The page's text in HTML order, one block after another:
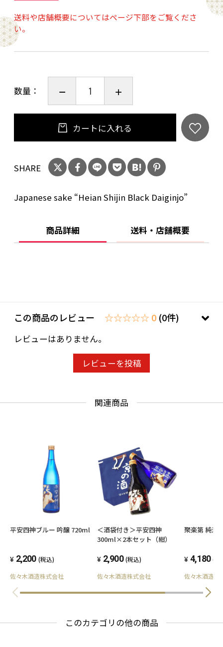
ご購入時、「ご注文手続き」画面の「お問い合
わせ欄」に、生年月日を必ず入力してくださ
い。
ことよりモール会員で生年月日登録済みの方
送料や店舗概要についてはページ下部をご覧くださ
い。
数量：
カートに入れる
SHARE
Japanese sake “Heian Shijin Black Daiginjo”
商品詳細 送料・店舗概要
この商品のレビュー ☆☆☆☆☆ 0 (0件)
レビューはありません。
レビューを投稿
関連商品
平安四神ブルー 吟醸 720ml
2,200 (税込)
佐々木酒造株式会社
＜酒袋付き＞平安四神
300ml×2本セット（紺）
2,900 (税込)
佐々木酒造株式会社
聚楽第 純米
4,180 (税
佐々木酒造株
このカテゴリの他の商品